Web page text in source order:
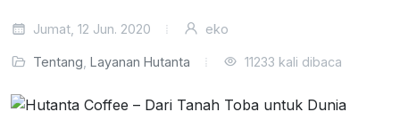
Jumat, 12 Jun. 2020 eko
Tentang Layanan Hutanta 11233 kali dibaca